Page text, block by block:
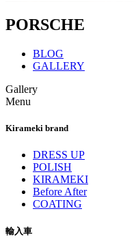
PORSCHE
BLOG
GALLERY
Gallery
Menu
Kirameki brand
DRESS UP
POLISH
KIRAMEKI
Before After
COATING
輸入車